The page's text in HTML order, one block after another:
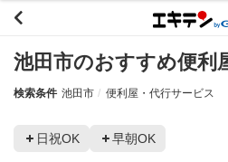
池田市のおすすめ便利
検索条件 池田市 便利屋・代行サービス
日祝OK 早朝OK